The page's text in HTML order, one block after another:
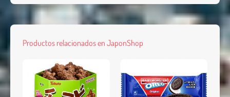
Productos relacionados en JaponShop